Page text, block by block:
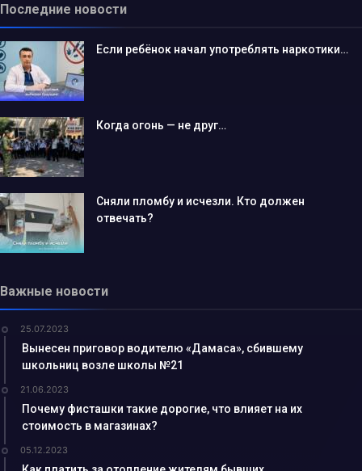
Последние новости
Если ребёнок начал употреблять наркотики…
Когда огонь — не друг…
Сняли пломбу и исчезли. Кто должен
отвечать?
Важные новости
25.07.2023
Вынесен приговор водителю «Дамаса», сбившему
школьниц возле школы №21
21.06.2023
Почему фисташки такие дорогие, что влияет на их
стоимость в магазинах?
05.12.2023